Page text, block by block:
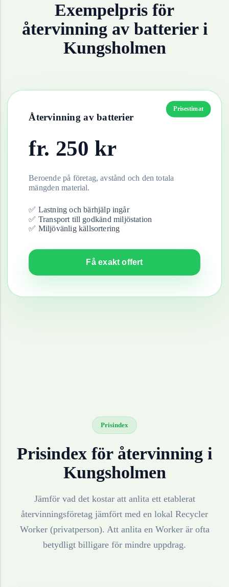
Exempelpris för
återvinning av batterieri
Kungsholmen
Prisestimat
Återvinning av batterier
fr. 250 kr
Beroende på företag, avstånd och den totala
mängden material.
✅ Lastning och bärhjälp ingår
✅ Transport till godkänd miljöstation
✅ Miljövänlig källsortering
Få exakt offert
Prisindex
Prisindex för återvinning i
Kungsholmen
Jämför vad det kostar att anlita ett etablerat
återvinningsföretag jämfört med en lokal Recycler
Worker (privatperson). Att anlita en Worker är ofta
betydligt billigare för mindre uppdrag.